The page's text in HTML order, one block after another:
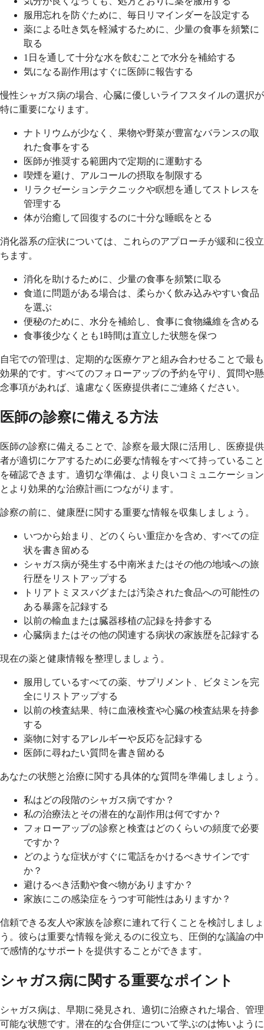
服用忘れを防ぐために、毎日リマインダーを設定する
薬による吐き気を軽減するために、少量の食事を頻繁に
取る
1日を通して十分な水を飲むことで水分を補給する
気になる副作用はすぐに医師に報告する
慢性シャガス病の場合、心臓に優しいライフスタイルの選択が
特に重要になります。
ナトリウムが少なく、果物や野菜が豊富なバランスの取
れた食事をする
医師が推奨する範囲内で定期的に運動する
喫煙を避け、アルコールの摂取を制限する
リラクゼーションテクニックや瞑想を通してストレスを
管理する
体が治癒して回復するのに十分な睡眠をとる
消化器系の症状については、これらのアプローチが緩和に役立
ちます。
消化を助けるために、少量の食事を頻繁に取る
食道に問題がある場合は、柔らかく飲み込みやすい食品
を選ぶ
便秘のために、水分を補給し、食事に食物繊維を含める
食事後少なくとも1時間は直立した状態を保つ
自宅での管理は、定期的な医療ケアと組み合わせることで最も
効果的です。すべてのフォローアップの予約を守り、質問や懸
念事項があれば、遠慮なく医療提供者にご連絡ください。
医師の診察に備える方法
医師の診察に備えることで、診察を最大限に活用し、医療提供
者が適切にケアするために必要な情報をすべて持っていること
を確認できます。適切な準備は、より良いコミュニケーション
とより効果的な治療計画につながります。
診察の前に、健康歴に関する重要な情報を収集しましょう。
いつから始まり、どのくらい重症かを含め、すべての症
状を書き留める
シャガス病が発生する中南米またはその他の地域への旅
行歴をリストアップする
トリアトミヌスバグまたは汚染された食品への可能性の
ある暴露を記録する
以前の輸血または臓器移植の記録を持参する
心臓病またはその他の関連する病状の家族歴を記録する
現在の薬と健康情報を整理しましょう。
服用しているすべての薬、サプリメント、ビタミンを完
全にリストアップする
以前の検査結果、特に血液検査や心臓の検査結果を持参
する
薬物に対するアレルギーや反応を記録する
医師に尋ねたい質問を書き留める
あなたの状態と治療に関する具体的な質問を準備しましょう。
私はどの段階のシャガス病ですか？
私の治療法とその潜在的な副作用は何ですか？
フォローアップの診察と検査はどのくらいの頻度で必要
ですか？
どのような症状がすぐに電話をかけるべきサインです
か？
避けるべき活動や食べ物がありますか？
家族にこの感染症をうつす可能性はありますか？
信頼できる友人や家族を診察に連れて行くことを検討しましょ
う。彼らは重要な情報を覚えるのに役立ち、圧倒的な議論の中
で感情的なサポートを提供することができます。
シャガス病に関する重要なポイント
シャガス病は、早期に発見され、適切に治療された場合、管理
可能な状態です。潜在的な合併症について学ぶのは怖いように